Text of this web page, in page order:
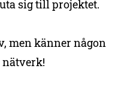
sig till projektet.
men känner någon
nätverk!